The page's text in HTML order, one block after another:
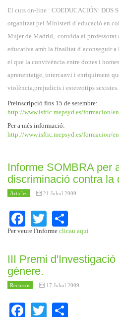
El curs on-line : COEDUCACIÓN: DOS
organitzat pel Ministeri d’educació en
Mujer de Madrid, convida al professorat
educativa amb la finalitat d’aconseguir
el que la convivència entre dones i
aprenentatge, intercanvi i enriquiment
violència,prejudicis i estereotips sexistes.
Preinscripció fins 15 de setembre:
http://www.isftic.mepsyd.es/formacion/
Per a més informació:
http://www.isftic.mepsyd.es/formacion/
Informe SOMBRA per
discriminació contra la
Articles 21 Juliol 2009
Facebook
Twitter
Per veure l'informe clicau aquí
III Premi
gènere.
Recursos 17 Juliol 2009
Facebook
Twitter